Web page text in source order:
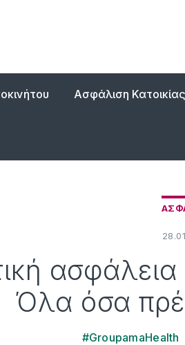
Ασφάλιση Κατοικίας
Όλα όσα
#GroupamaHealth